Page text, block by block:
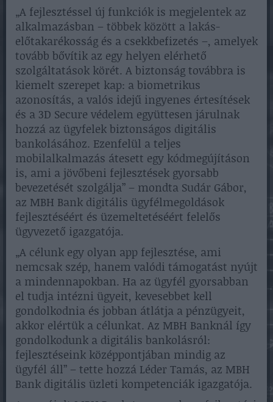
„A fejlesztéssel új funkciók is megjelentek az
alkalmazásban – többek között a lakás-
előtakarékosság és a csekkbefizetés –, amelyek
tovább bővítik az egy helyen elérhető
szolgáltatások körét. A biztonság továbbra is
kiemelt szerepet kap: a biometrikus
azonosítás, a valós idejű ingyenes értesítések
és a 3D Secure védelem együttesen járulnak
hozzá az ügyfelek biztonságos digitális
bankolásához. Ezenfelül a teljes
mobilalkalmazás átesett egy kódmegújításon
is, ami a jövőbeni fejlesztések gyorsabb
bevezetését szolgálja” – mondta Sudár Gábor,
az MBH Bank digitális ügyfélmegoldások
fejlesztéséért és üzemeltetéséért felelős
ügyvezető igazgatója.
„A célunk egy olyan app fejlesztése, ami
nemcsak szép, hanem valódi támogatást nyújt
a mindennapokban. Ha az ügyfél gyorsabban
el tudja intézni ügyeit, kevesebbet kell
gondolkodnia és jobban átlátja a pénzügyeit,
akkor elértük a célunkat. Az MBH Banknál így
gondolkodunk a digitális bankolásról:
fejlesztéseink középpontjában mindig az
ügyfél áll” – tette hozzá Léder Tamás, az MBH
Bank digitális üzleti kompetenciák igazgatója.